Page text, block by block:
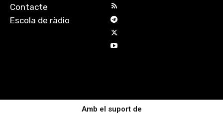
Contacte
Escola de ràdio
Amb el suport de